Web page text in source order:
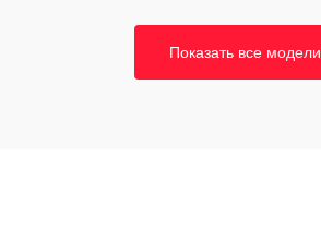
Показать все модели